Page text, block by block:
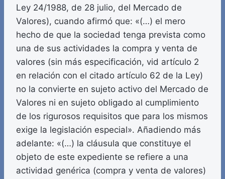
Ley 24/1988, de 28 julio, del Mercado de
Valores), cuando afirmó que: «(…) el mero
hecho de que la sociedad tenga prevista como
una de sus actividades la compra y venta de
valores (sin más especificación, vid artículo 2
en relación con el citado artículo 62 de la Ley)
no la convierte en sujeto activo del Mercado de
Valores ni en sujeto obligado al cumplimiento
de los rigurosos requisitos que para los mismos
exige la legislación especial». Añadiendo más
adelante: «(…) la cláusula que constituye el
objeto de este expediente se refiere a una
actividad genérica (compra y venta de valores)